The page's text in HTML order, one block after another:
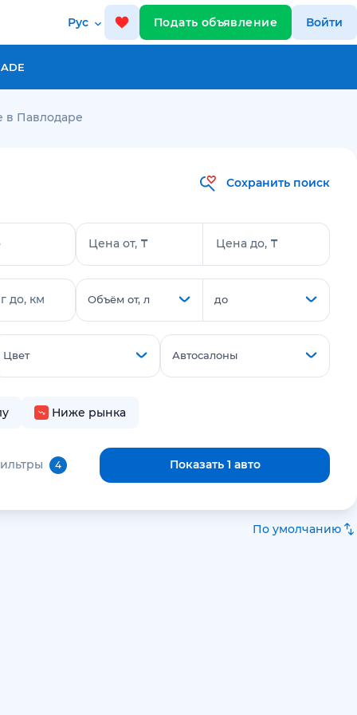
Рус Подать объявление Войти
в Павлодаре
Сохранить поиск
Цена от, ₸ Цена до, ₸
до, км Объём от, л до
Цвет Автосалоны
Ниже рынка
4 Показать 1 авто
По умолчанию